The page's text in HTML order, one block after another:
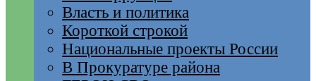
Власть и политика
Короткой строкой
Национальные проекты России
В Прокуратуре района